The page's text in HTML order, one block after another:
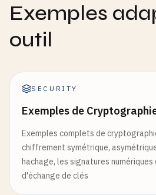
Exemples
outil
SECURITY
Exemples de
Exemples complets de
chiffrement symétrique,
hachage, les signatures
d'échange de clés